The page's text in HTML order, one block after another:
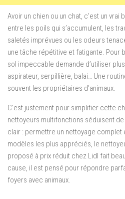
Avoir un chien ou un chat, c’est un vrai
entre les poils qui s’accumulent, les
saletés imprévues ou les odeurs
une tâche répétitive et fatigante. Pour
sol impeccable demande d’utiliser
aspirateur, serpillière, balai… Une
souvent les propriétaires d’animaux.
C’est justement pour simplifier cette
nettoyeurs multifonctions séduisent
clair : permettre un nettoyage complet
modèles les plus appréciés, le
proposé à prix réduit chez Lidl fait
cause, il est pensé pour répondre
foyers avec animaux.